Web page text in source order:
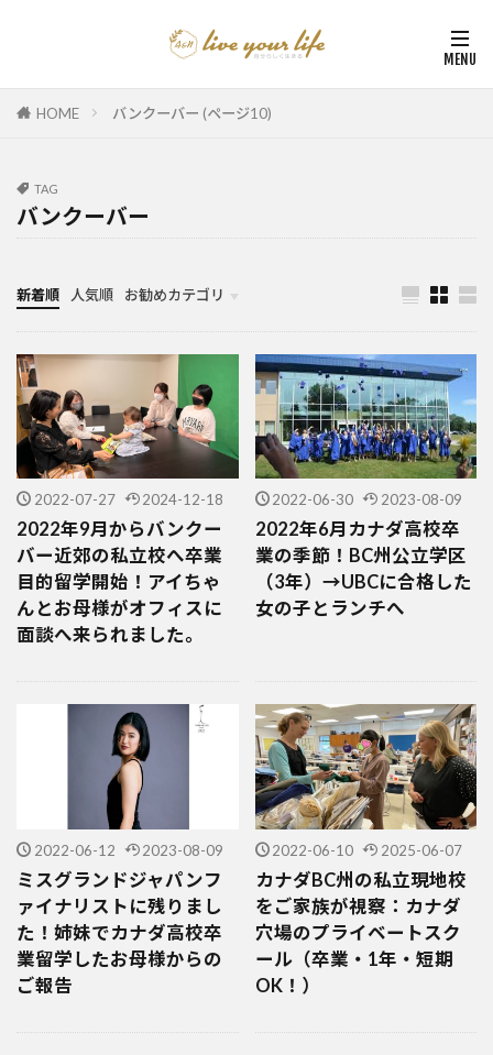
HOME バンクーバー (ページ10)
TAG
バンクーバー
新着順 人気順 お勧めカテゴリ
カナダ中学・高校留学
カナダ親子留学・教育移住
体験談（カナダ高校留学・親子移住）
カナダ留学カウンセリング内容実例集
2022-07-27 2024-12-18
2022年9月からバンクー
バー近郊の私立校へ卒業
目的留学開始！アイちゃ
んとお母様がオフィスに
面談へ来られました。
2022-06-30 2023-08-09
2022年6月カナダ高校卒
業の季節！BC州公立学区
（3年）→UBCに合格した
女の子とランチへ
2022-06-12 2023-08-09
ミスグランドジャパンフ
ァイナリストに残りまし
た！姉妹でカナダ高校卒
業留学したお母様からの
ご報告
2022-06-10 2025-06-07
カナダBC州の私立現地校
をご家族が視察：カナダ
穴場のプライベートスク
ール（卒業・1年・短期
OK！）